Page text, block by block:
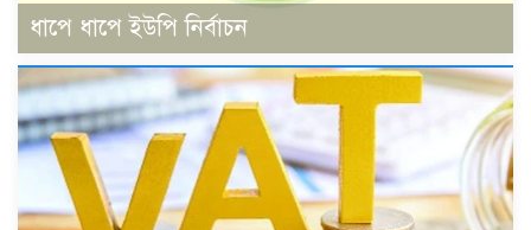
ধাপে ধাপে ইউপি নির্বাচন